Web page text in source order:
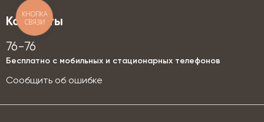
Контакты
76-76
Бесплатно с мобильных и стационарных телефонов
Сообщить об ошибке
КНОПКА
СВЯЗИ